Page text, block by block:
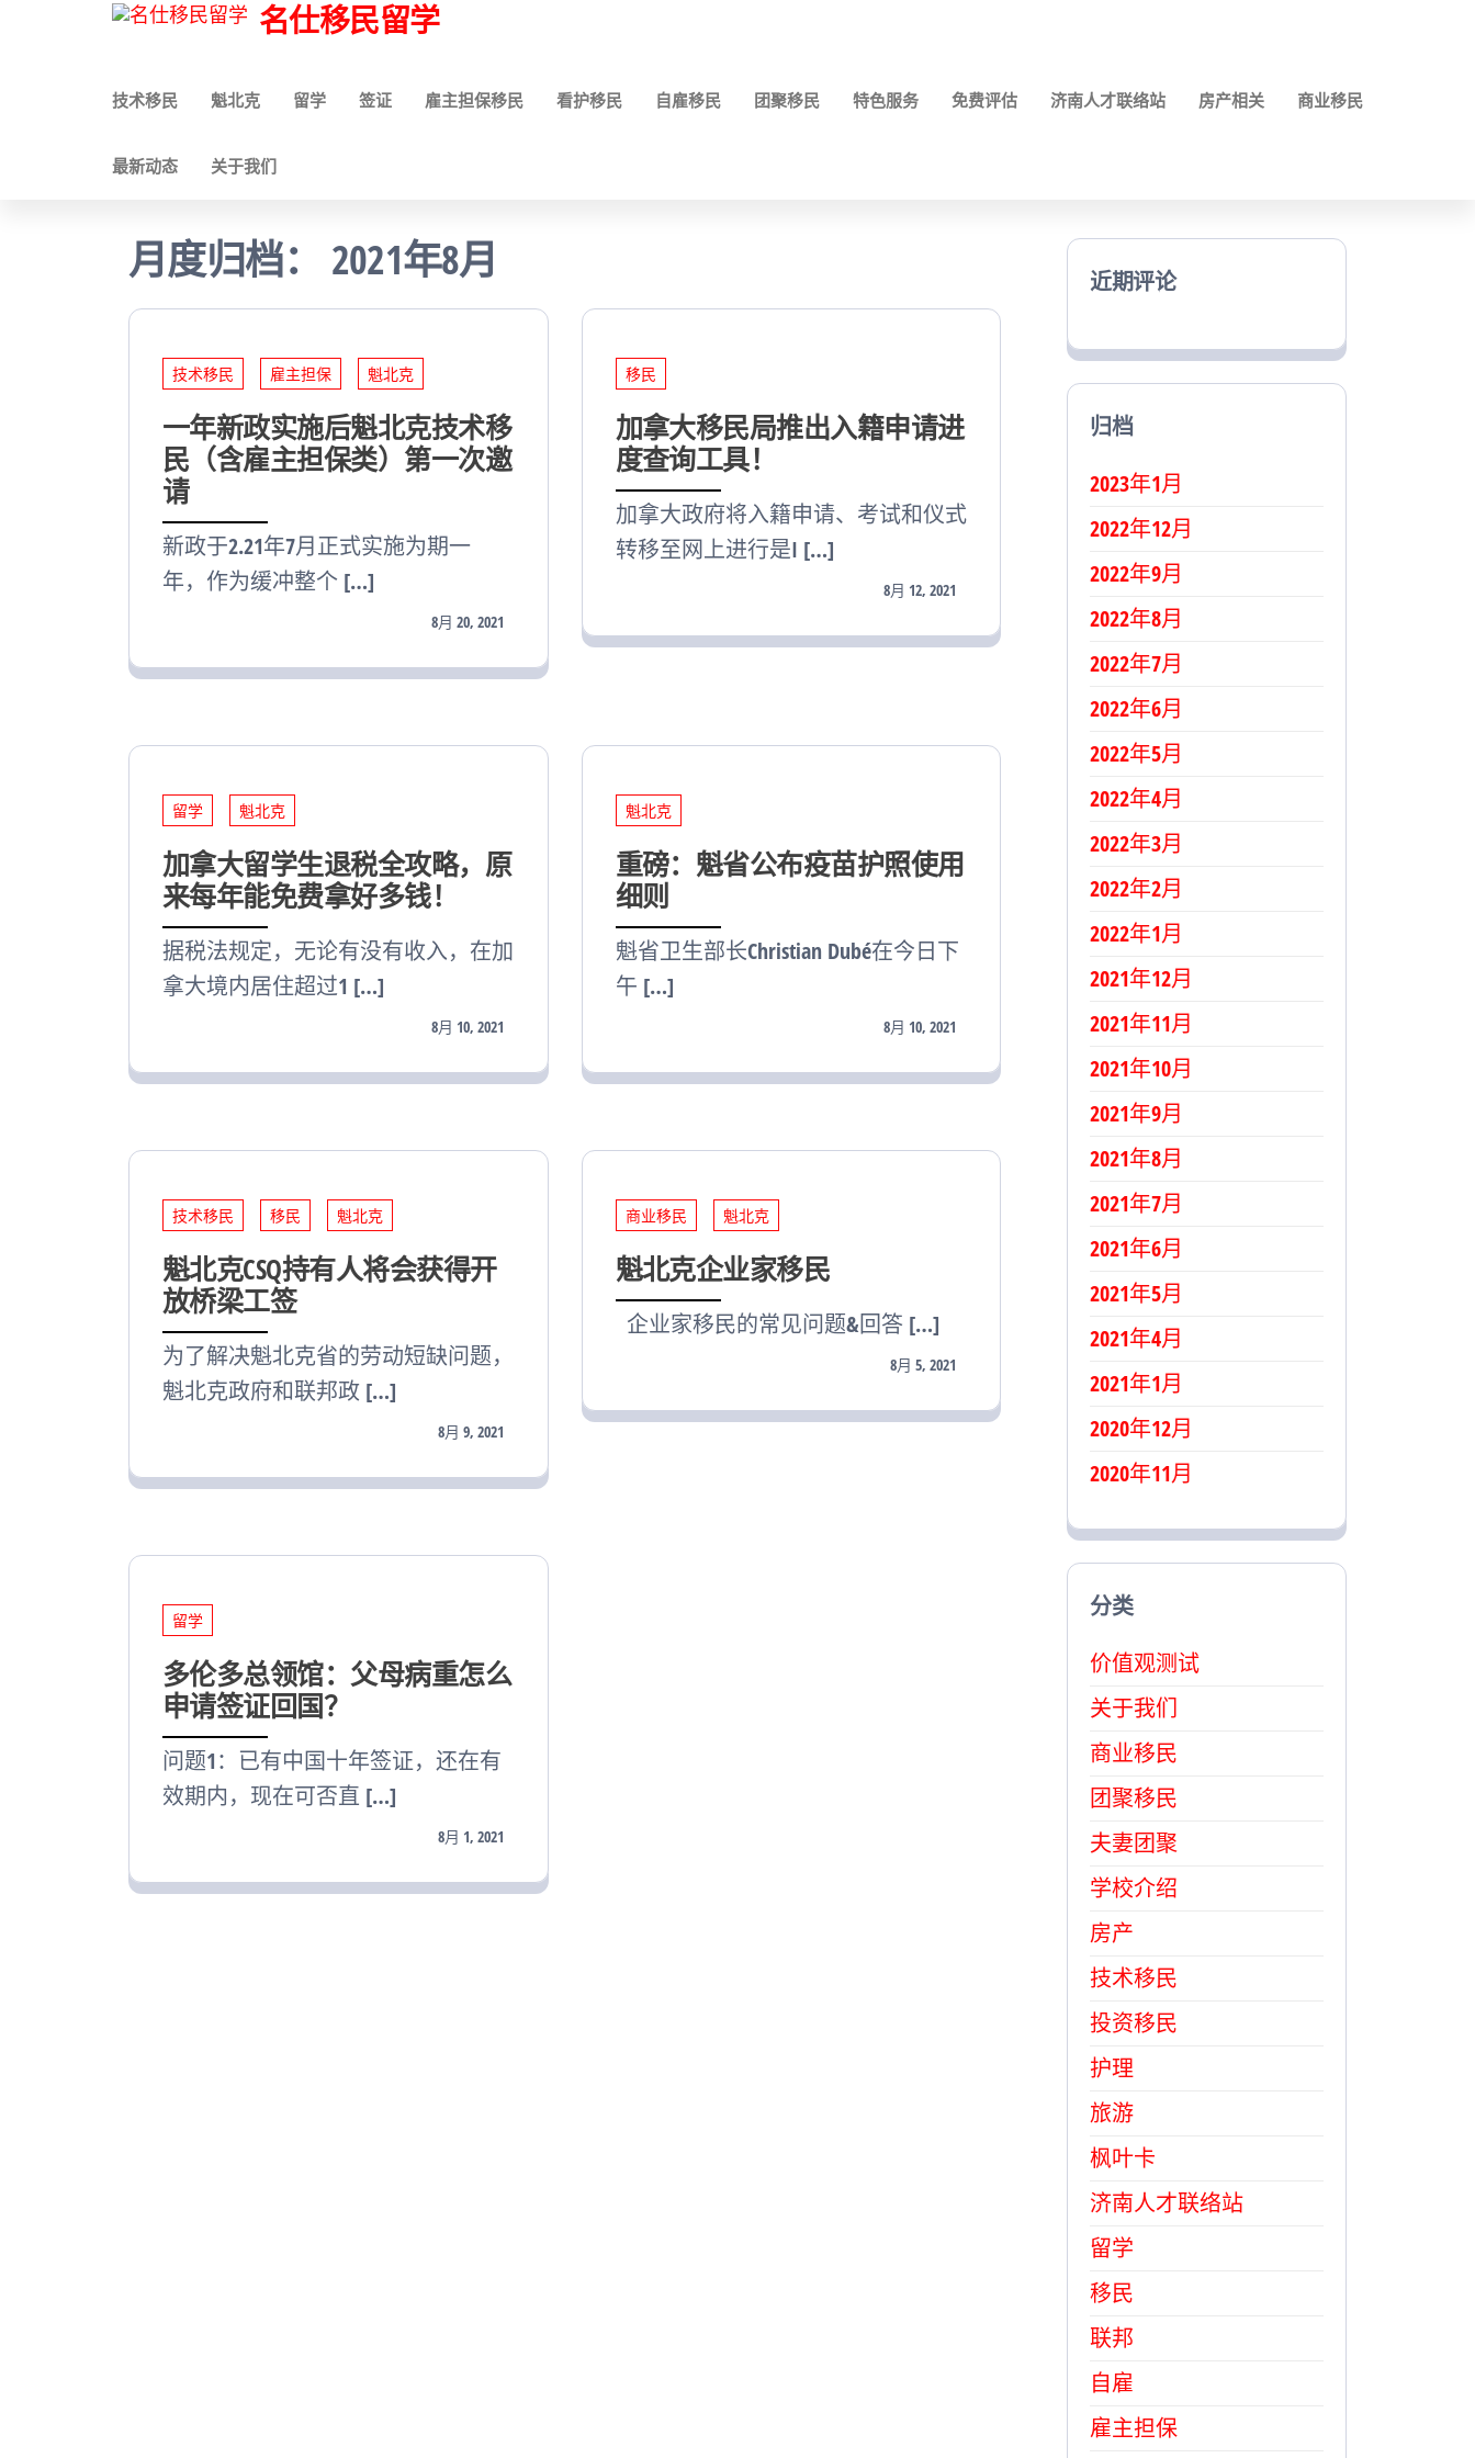
名仕移民留学
技术移民 魁北克 留学 签证 雇主担保移民 看护移民 自雇移民 团聚移民 特色服务 免费评估 济南人才联络站 房产相关 商业移民
最新动态 关于我们
月度归档： 2021年8月
技术移民 雇主担保 魁北克
一年新政实施后魁北克技术移
民（含雇主担保类）第一次邀
请
新政于2.21年7月正式实施为期一
年，作为缓冲整个 […]
8月 20, 2021
移民
加拿大移民局推出入籍申请进
度查询工具！
加拿大政府将入籍申请、考试和仪式
转移至网上进行是I […]
8月 12, 2021
留学 魁北克
加拿大留学生退税全攻略，原
来每年能免费拿好多钱！
据税法规定，无论有没有收入，在加
拿大境内居住超过1 […]
8月 10, 2021
魁北克
重磅：魁省公布疫苗护照使用
细则
魁省卫生部长Christian Dubé在今日下
午 […]
8月 10, 2021
技术移民 移民 魁北克
魁北克CSQ持有人将会获得开
放桥梁工签
为了解决魁北克省的劳动短缺问题，
魁北克政府和联邦政 […]
8月 9, 2021
商业移民 魁北克
魁北克企业家移民
企业家移民的常见问题&回答 […]
8月 5, 2021
留学
多伦多总领馆：父母病重怎么
申请签证回国？
问题1：已有中国十年签证，还在有
效期内，现在可否直 […]
8月 1, 2021
近期评论
归档
2023年1月
2022年12月
2022年9月
2022年8月
2022年7月
2022年6月
2022年5月
2022年4月
2022年3月
2022年2月
2022年1月
2021年12月
2021年11月
2021年10月
2021年9月
2021年8月
2021年7月
2021年6月
2021年5月
2021年4月
2021年1月
2020年12月
2020年11月
分类
价值观测试
关于我们
商业移民
团聚移民
夫妻团聚
学校介绍
房产
技术移民
投资移民
护理
旅游
枫叶卡
济南人才联络站
留学
移民
联邦
自雇
雇主担保